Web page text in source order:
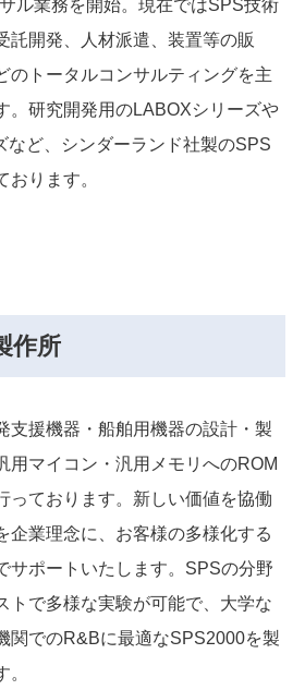
ル業務を開始。現在ではSPS技術
託開発、人材派遣、装置等の販
のトータルコンサルティングを主
。研究開発用のLABOXシリーズや
など、シンダーランド社製のSPS
おります。
作所
支援機器・ 船舶用機器の設計・製
用マイコン・汎用メモリへのROM
っております。 新しい価値を協働
企業理念に、 お客様の多様化する
サポートいたします。SPSの分野
トで多様な実験が可能で、大学な
関でのR&Bに最適なSPS2000を製